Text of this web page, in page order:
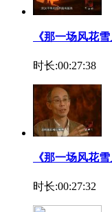
《那一场风花
时长:00:27:38
《那一场风花
时长:00:27:32